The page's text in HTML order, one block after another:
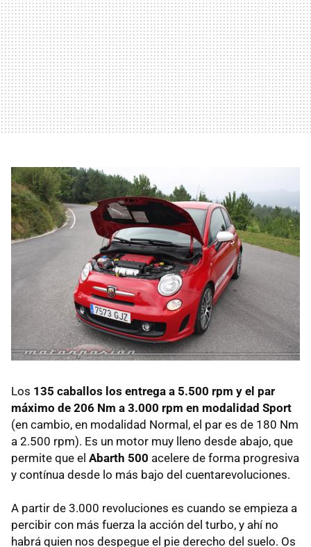
Los 135 caballos los entrega a 5.500 rpm y el par
máximo de 206 Nm a 3.000 rpm en modalidad Sport
(en cambio, en modalidad Normal, el par es de 180 Nm
a 2.500 rpm). Es un motor muy lleno desde abajo, que
permite que el Abarth 500 acelere de forma progresiva
y contínua desde lo más bajo del cuentarevoluciones.
A partir de 3.000 revoluciones es cuando se empieza a
percibir con más fuerza la acción del turbo, y ahí no
habrá quien nos despegue el pie derecho del suelo. Os